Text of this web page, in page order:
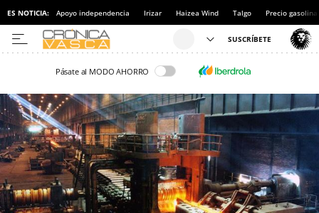
ES NOTICIA: Apoyo independencia Irizar Haizea Wind Talgo Precio gasolina
Pásate al MODO AHORRO